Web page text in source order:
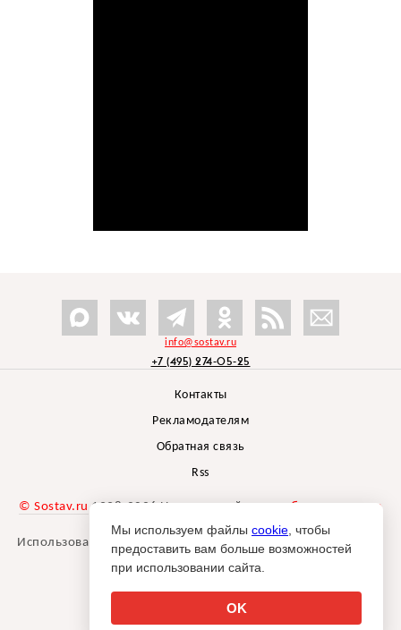
info@sostav.ru
+7 (495) 274-05-25
Контакты
Рекламодателям
Обратная связь
Rss
© Sostav.ru 1998-2026 Независимый проектбрендингового
агентства Depot
Использование материалов Sostav.ru допустимо только при
указании источника.
Мы используем файлы cookie , чтобы
предоставить вам больше возможностей
при использовании сайта.
OK